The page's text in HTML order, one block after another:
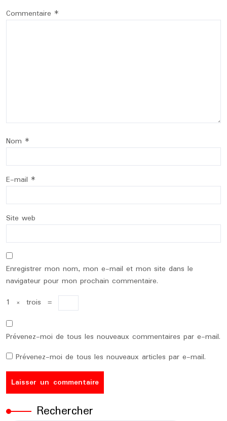
Commentaire *
Nom *
E-mail *
Site web
Enregistrer mon nom, mon e-mail et mon site dans le
navigateur pour mon prochain commentaire.
1
× trois =
Prévenez-moi de tous les nouveaux commentaires par e-mail.
Prévenez-moi de tous les nouveaux articles par e-mail.
Rechercher